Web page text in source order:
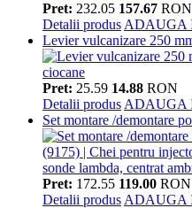
Pret: 232.05 157.67 RON
Detalii produs ADAUGA
Levier vulcanizare 250
Pret: 25.59 14.88 RON
Detalii produs ADAUGA
Set montare /demontare
Pret: 172.55 119.00 RON
Detalii produs ADAUGA